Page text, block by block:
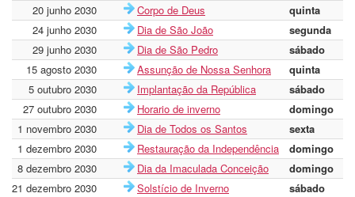
20 junho 2030
Corpo de Deus
quinta
24 junho 2030
Dia de São João
segunda
29 junho 2030
Dia de São Pedro
sábado
15 agosto 2030
Assunção de Nossa Senhora
quinta
5 outubro 2030
Implantação da República
sábado
27 outubro 2030
Horario de inverno
domingo
1 novembro 2030
Dia de Todos os Santos
sexta
1 dezembro 2030
Restauração da Independência
domingo
8 dezembro 2030
Dia da Imaculada Conceição
domingo
21 dezembro 2030
Solstício de Inverno
sábado